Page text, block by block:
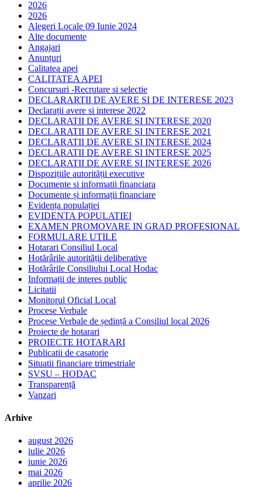
2026
2026
Alegeri Locale 09 Iunie 2024
Alte documente
Angajari
Anunțuri
Calitatea apei
CALITATEA APEI
Concursuri -Recrutare si selectie
DECLARARTII DE AVERE SI DE INTERESE 2023
Declarații avere si interese 2022
DECLARATII DE AVERE SI INTERESE 2020
DECLARATII DE AVERE SI INTERESE 2021
DECLARATII DE AVERE SI INTERESE 2024
DECLARATII DE AVERE SI INTERESE 2025
DECLARATII DE AVERE SI INTERESE 2026
Dispozițiile autorității executive
Documente si informatii financiara
Documente și informații financiare
Evidența populației
EVIDENTA POPULATIEI
EXAMEN PROMOVARE IN GRAD PROFESIONAL
FORMULARE UTILE
Hotarari Consiliul Local
Hotărârile autorității deliberative
Hotărârile Consiliului Local Hodac
Informații de interes public
Licitatii
Monitorul Oficial Local
Procese Verbale
Procese Verbale de ședință a Consiliul local 2026
Proiecte de hotarari
PROIECTE HOTARARI
Publicatii de casatorie
Situatii financiare trimestriale
SVSU – HODAC
Transparență
Vanzari
Arhive
august 2026
iulie 2026
iunie 2026
mai 2026
aprilie 2026